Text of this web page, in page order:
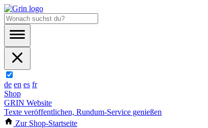
de en es fr
Shop
GRIN Website
Texte veröffentlichen, Rundum-Service genießen
Zur Shop-Startseite